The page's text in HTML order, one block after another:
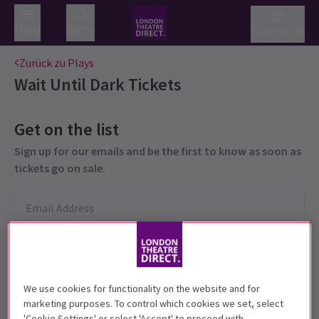
Zurück zu Plays
Wait Until DarkTickets
Get on the list
Sign up for our emails and be the first to know as soon as
tickets go on sale.
We use cookies for functionality on the website and for
marketing purposes. To control which cookies we set, select